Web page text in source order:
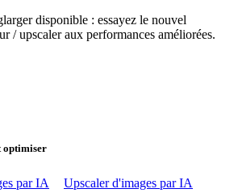
disponible : essayez le nouvel
/ upscaler aux performances améliorées.
optimiser
par IA
Upscaler d'images par IA